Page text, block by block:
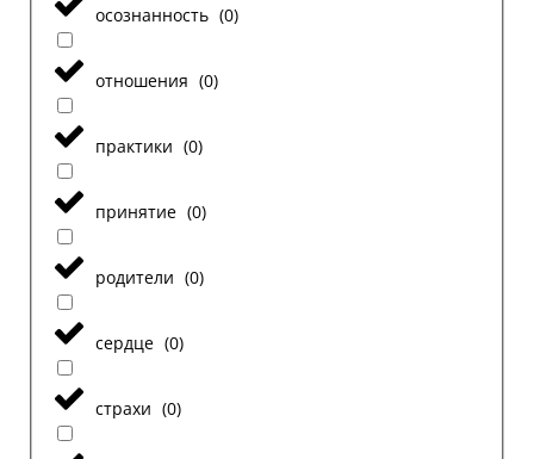
осознанность (0)
отношения (0)
практики (0)
принятие (0)
родители (0)
сердце (0)
страхи (0)